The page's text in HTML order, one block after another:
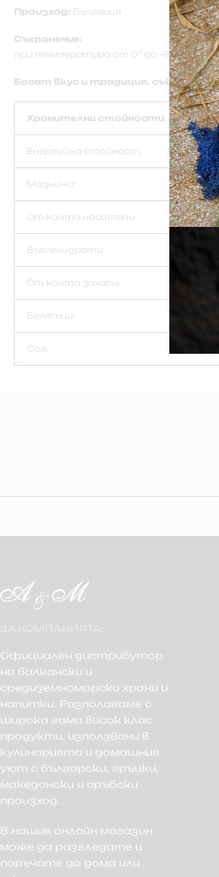
Произход: България
Съхранение:
при температура от 0° до +8°C — до
Богат вкус и традиция, събрани в
Хранителни стойности
Енергийна стойност:
Мазнина:
От които наситени:
Въглехидрати:
От които захари:
Белтъци:
Сол:
Официален дистрибутор
на балкански и
средиземноморски храни и
напитки. Разполагаме с
широка гама висок клас
продукти, използвани в
кулинарията и домашния
уют с български, гръцки,
македонски и сръбски
произход.
В нашия онлайн магазин
може да разгледате и
поръчате до дома или